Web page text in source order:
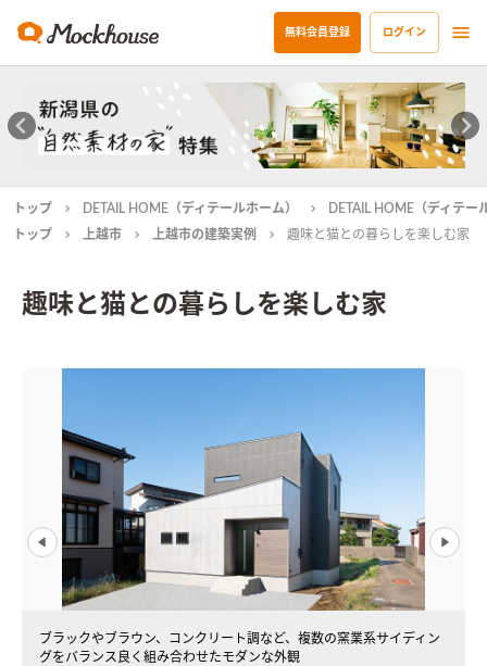
無料会員登録 ログイン
トップ DETAIL HOME（ディテールホーム）
DETAIL HOME（ディテ
トップ
上越市 上越市の建築実例 趣味と猫との暮らしを楽しむ家
趣味と猫との暮らしを楽しむ家
ブラックやブラウン、コンクリート調など、複数の窯業系サイディン
グをバランス良く組み合わせたモダンな外観